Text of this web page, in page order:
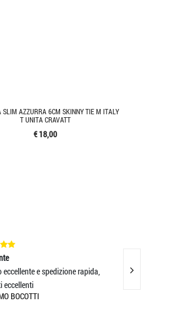
SLIM AZZURRA 6CM SKINNY TIE M ITALY
T UNITA CRAVATT
€ 18,00
e spedizione rapida,
Venditore